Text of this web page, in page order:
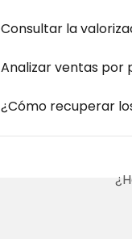
Consultar la
Analizar ventas por
¿Cómo recuperar